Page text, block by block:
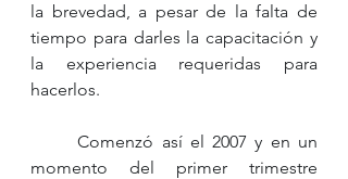
la brevedad, a pesar de la falta de
tiempo para darles la capacitación y
la experiencia requeridas para
hacerlos.
	Comenzó así el 2007 y en un
momento del primer trimestre